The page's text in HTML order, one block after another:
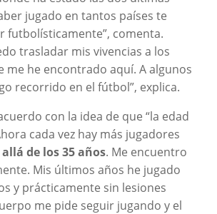
jugado en tantos países te
futbolísticamente”, comenta.
trasladar mis vivencias a los
me he encontrado aquí. A algunos
recorrido en el fútbol”, explica.
con la idea de que “la edad
cada vez hay más jugadores
de los 35 años. Me encuentro
Mis últimos años he jugado
y prácticamente sin lesiones
me pide seguir jugando y el